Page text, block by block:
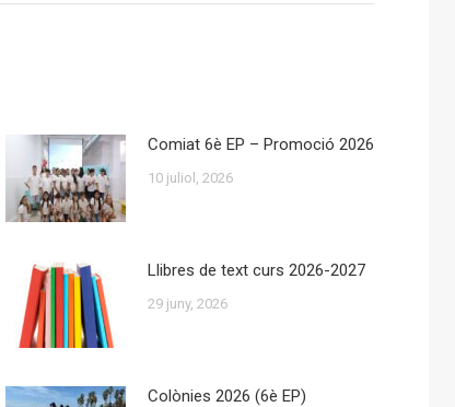
Comiat 6è EP – Promoció 2026
10 juliol, 2026
Llibres de text curs 2026-2027
29 juny, 2026
Colònies 2026 (6è EP)